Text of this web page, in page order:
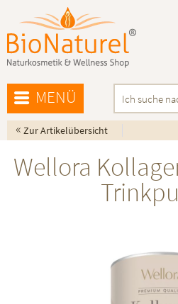
MENÜ
« Zur Artikelübersicht
Wellora